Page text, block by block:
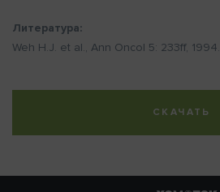
Литература:
Weh H.J. et al., Ann Oncol 5: 233ff, 1994.
СКАЧАТЬ